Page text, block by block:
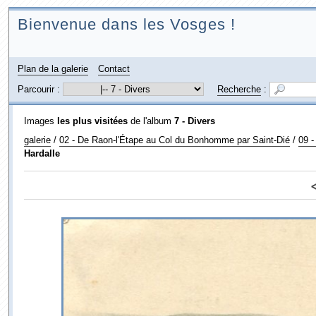
Bienvenue dans les Vosges !
Plan de la galerie
Contact
Parcourir :
Recherche:
Images les plus visitéesde l'album 7 - Divers
galerie/ 02 - De Raon-l'Étape au Col du Bonhomme par Saint-Dié/ 09 -
Hardalle